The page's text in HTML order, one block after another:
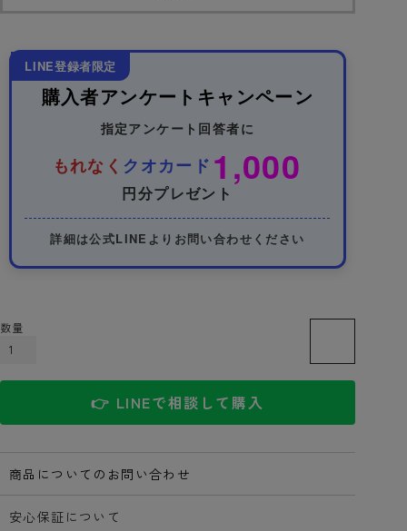
LINE登録者限定
購入者アンケートキャンペーン
指定アンケート回答者に
もれなく クオカード 1,000
円分プレゼント
詳細は公式LINEよりお問い合わせください
👉 LINEで相談して購入
商品についてのお問い合わせ
安心保証について